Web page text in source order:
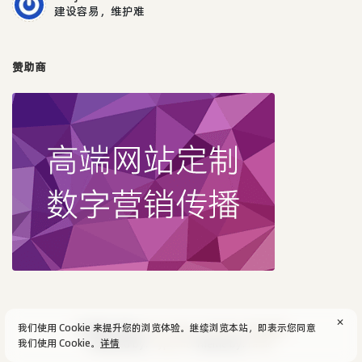
建设容易，维护难
赞助商
© 2004-2026aijun's blog/SiteMap.隐私政策
Powered by:
✕
我们使用 Cookie 来提升您的浏览体验。继续浏览本站，即表示您同意
我们使用 Cookie。 详情